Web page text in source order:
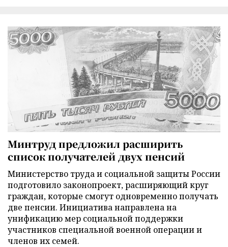
Минтруд предложил расширить
список получателей двух пенсий
Министерство труда и социальной защиты России
подготовило законопроект, расширяющий круг
граждан, которые смогут одновременно получать
две пенсии. Инициатива направлена на
унификацию мер социальной поддержки
участников специальной военной операции и
членов их семей.